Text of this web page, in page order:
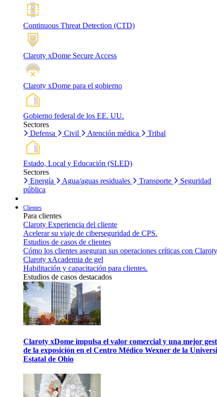
Continuous Threat Detection (CTD)
Claroty xDome Secure Access
Claroty xDome para el gobierno
Gobierno federal de los EE. UU.
Sectores
Defensa
Civil Atención médica Tribal
Estado, Local y Educación (SLED)
Sectores
Energía
Agua/aguas residuales Transporte
Seguridad
pública
Clientes
Para clientes
Claroty Experiencia del cliente
Acelerar su viaje de ciberseguridad de CPS.
Estudios de casos de clientes
Cómo los clientes aseguran sus operaciones críticas con
Claroty xAcademia de gel
Habilitación y capacitación para clientes.
Estudios de casos destacados
Claroty xDome impulsa el valor comercial y una mejor
de la exposición en el Centro Médico Wexner de la
Estatal de Ohio